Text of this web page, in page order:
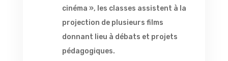
cinéma », les classes assistent à la
projection de plusieurs films
donnant lieu à débats et projets
pédagogiques.